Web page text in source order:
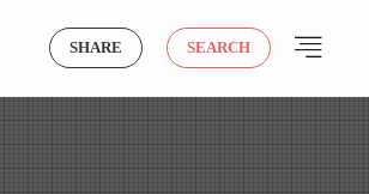
SHARE SEARCH